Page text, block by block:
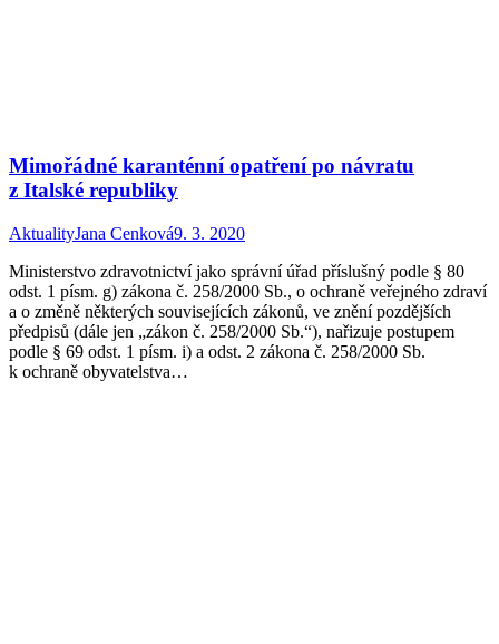
Mimořádné karanténní opatření po návratu
z Italské republiky
AktualityJana Cenková9. 3. 2020
Ministerstvo zdravotnictví jako správní úřad příslušný podle § 80
odst. 1 písm. g) zákona č. 258/2000 Sb., o ochraně veřejného zdraví
a o změně některých souvisejících zákonů, ve znění pozdějších
předpisů (dále jen „zákon č. 258/2000 Sb.“), nařizuje postupem
podle § 69 odst. 1 písm. i) a odst. 2 zákona č. 258/2000 Sb.
k ochraně obyvatelstva…